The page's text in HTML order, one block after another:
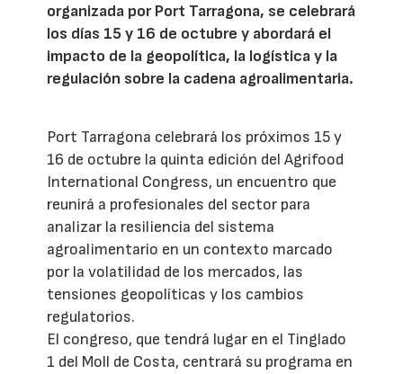
organizada por Port Tarragona, se celebrará
los días 15 y 16 de octubre y abordará el
impacto de la geopolítica, la logística y la
regulación sobre la cadena agroalimentaria.
Port Tarragona celebrará los próximos 15 y
16 de octubre la quinta edición del Agrifood
International Congress, un encuentro que
reunirá a profesionales del sector para
analizar la resiliencia del sistema
agroalimentario en un contexto marcado
por la volatilidad de los mercados, las
tensiones geopolíticas y los cambios
regulatorios.
El congreso, que tendrá lugar en el Tinglado
1 del Moll de Costa, centrará su programa en